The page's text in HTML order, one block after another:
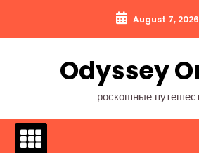
содержимому
August 7, 2026
Odyssey
роскошные